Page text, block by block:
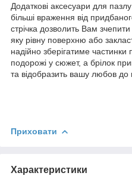
Додаткові аксесуари для
більші враження від
стрічка дозволить Вам
яку рівну поверхню або
надійно зберігатиме
подорожі у сюжет, а брілок
та відобразить вашу любов до
Приховати
Характеристики